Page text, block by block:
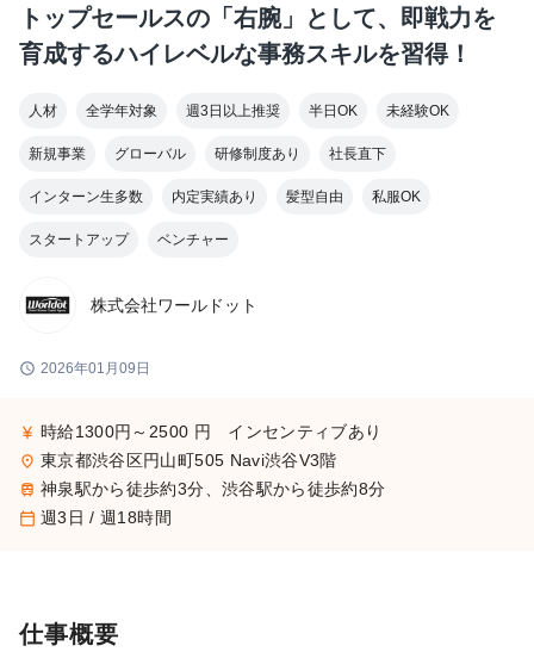
トップセールスの「右腕」として、即戦力を
育成するハイレベルな事務スキルを習得！
人材 全学年対象 週3日以上推奨 半日OK 未経験OK
新規事業 グローバル 研修制度あり 社長直下
インターン生多数 内定実績あり 髪型自由 私服OK
スタートアップ ベンチャー
株式会社ワールドット
schedule 2026年01月09日
currency_yen 時給1300円～2500 円 インセンティブあり
place 東京都渋谷区円山町505 Navi渋谷V3階
train 神泉駅から徒歩約3分、渋谷駅から徒歩約8分
calendar_today 週3日 / 週18時間
仕事概要